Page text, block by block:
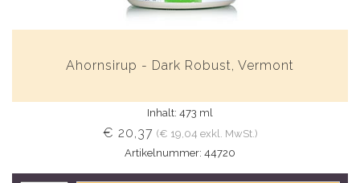
Ahornsirup - Dark Robust, Vermont
Inhalt: 473 ml
€ 20,37 (€ 19,04 exkl. MwSt.)
Artikelnummer: 44720